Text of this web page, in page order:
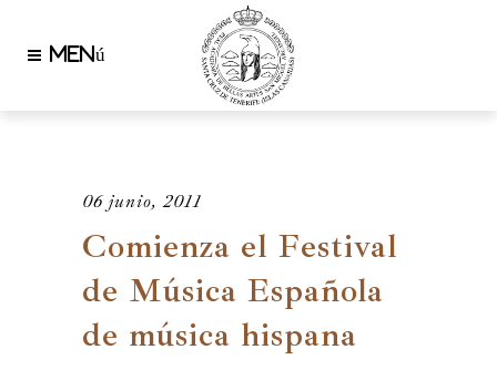
06 junio, 2011
Comienza el Festival
de Música Española
de música hispana